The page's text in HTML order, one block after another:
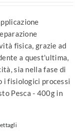
fisica, grazie ad
a quest'ultima,
sia nella fase di
i fisiologici processi
Pesca - 400g in